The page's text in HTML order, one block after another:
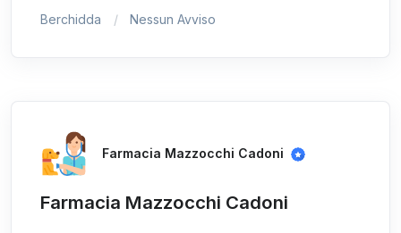
Berchidda Nessun Avviso
Farmacia Mazzocchi Cadoni
Farmacia Mazzocchi Cadoni